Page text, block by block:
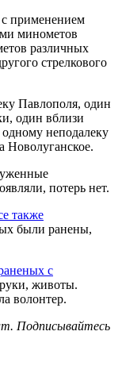
с применением
минометов
различных
стрелкового
Павлополя, один
один вблизи
неподалеку
Новолуганское.
потерь нет.
также
были ранены,
с
животы.
волонтер.
Подписывайтесь